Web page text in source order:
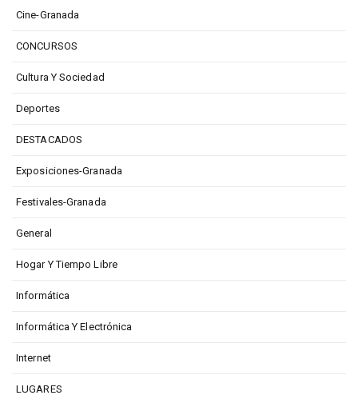
Cine-Granada
CONCURSOS
Cultura Y Sociedad
Deportes
DESTACADOS
Exposiciones-Granada
Festivales-Granada
General
Hogar Y Tiempo Libre
Informática
Informática Y Electrónica
Internet
LUGARES